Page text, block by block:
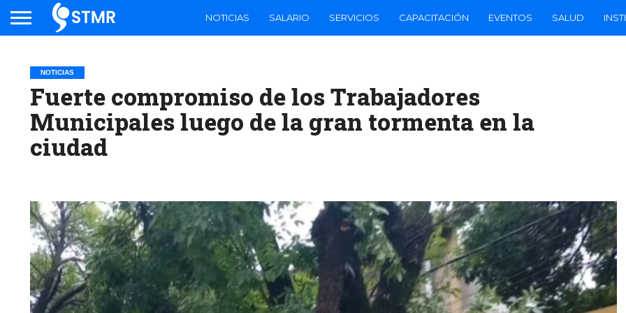
NOTICIAS SALARIO SERVICIOS CAPACITACIÓN EVENTOS SALUD
NOTICIAS
Fuerte compromiso de los Trabajadores
Municipales luego de la gran tormenta en la
ciudad